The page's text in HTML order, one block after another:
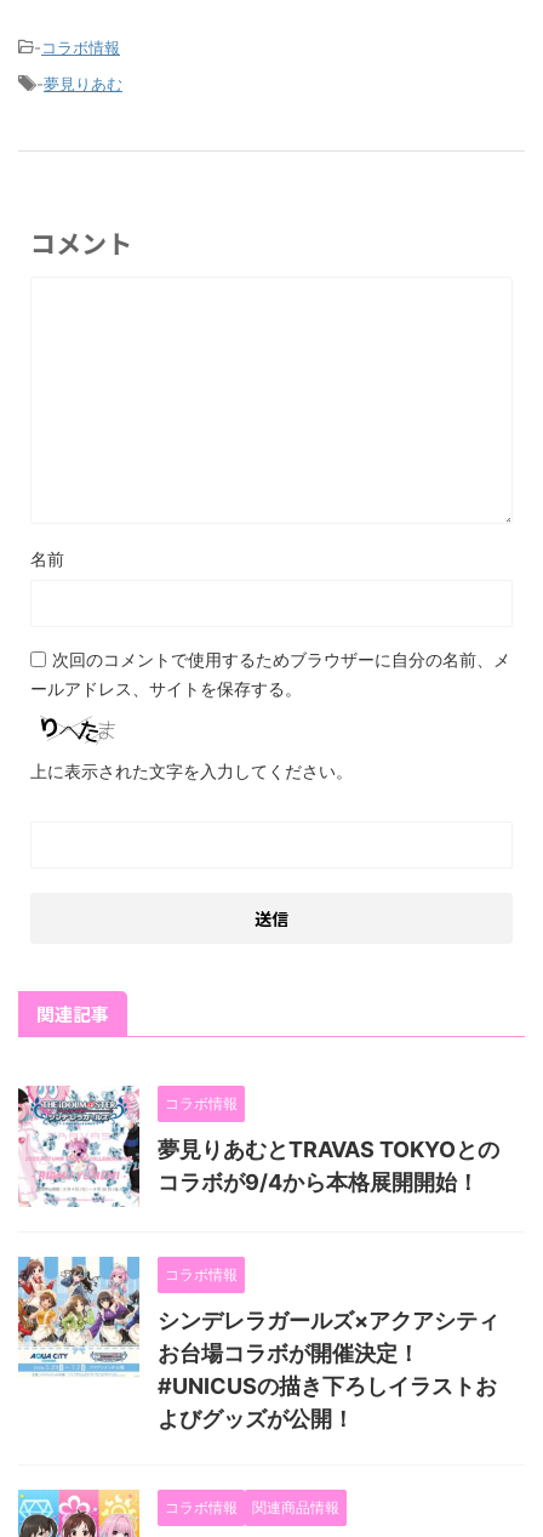
-コラボ情報
-夢見りあむ
コメント
名前
次回のコメントで使用するためブラウザーに自分の名前、メ
ールアドレス、サイトを保存する。
上に表示された文字を入力してください。
関連記事
コラボ情報
夢見りあむとTRAVAS TOKYOとの
コラボが9/4から本格展開開始！
コラボ情報
シンデレラガールズ×アクアシティ
お台場コラボが開催決定！
#UNICUSの描き下ろしイラストお
よびグッズが公開！
コラボ情報 関連商品情報